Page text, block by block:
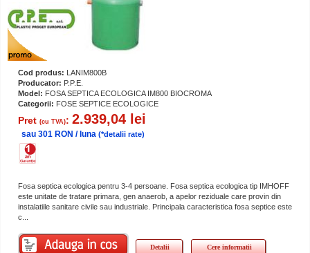
Cod produs: LANIM800B
Producator: P.P.E.
Model: FOSA SEPTICA ECOLOGICA IM800 BIOCROMA
Categorii: FOSE SEPTICE ECOLOGICE
Pret (cu TVA): 2.939,04 lei
sau 301 RON / luna (*detalii rate)
Fosa septica ecologica pentru 3-4 persoane. Fosa septica ecologica tip IMHOFF
este unitate de tratare primara, gen anaerob, a apelor reziduale care provin din
instalatiile sanitare civile sau industriale. Principala caracteristica fosa septice este
c...
Detalii Cere informatii